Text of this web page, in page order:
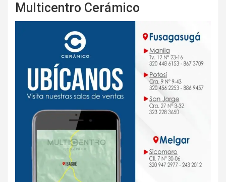
Multicentro Cerámico